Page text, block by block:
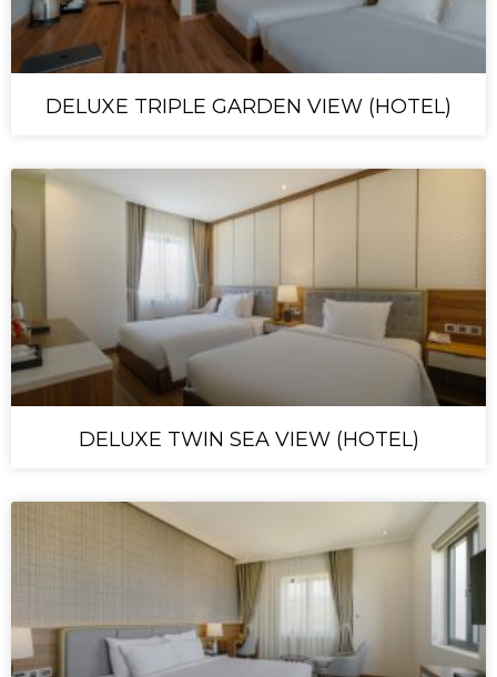
DELUXE TRIPLE GARDEN VIEW (HOTEL)
DELUXE TWIN SEA VIEW (HOTEL)